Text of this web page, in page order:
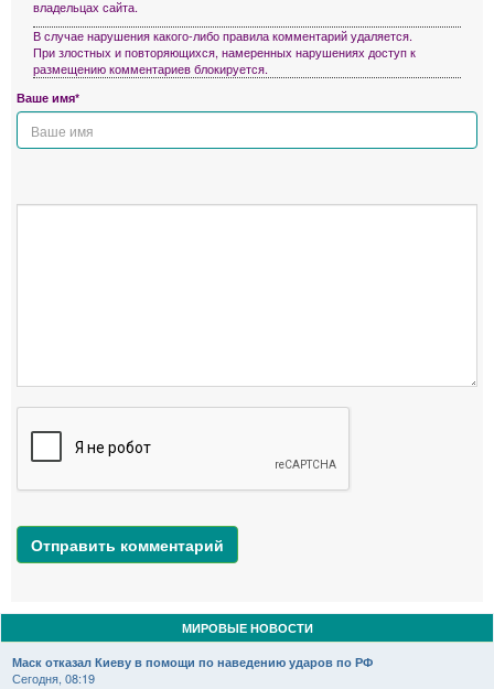
владельцах сайта.
В случае нарушения какого-либо правила комментарий удаляется.
При злостных и повторяющихся, намеренных нарушениях доступ к
размещению комментариев блокируется.
Ваше имя*
Отправить комментарий
МИРОВЫЕ НОВОСТИ
Маск отказал Киеву в помощи по наведению ударов по РФ
Сегодня, 08:19